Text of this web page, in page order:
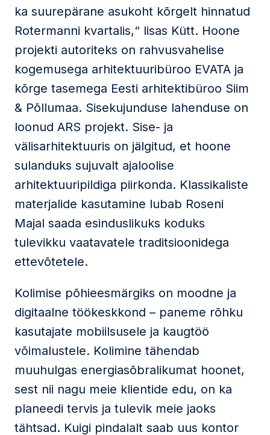
ka suurepärane asukoht kõrgelt hinnatud
Rotermanni kvartalis,“ lisas Kütt. Hoone
projekti autoriteks on rahvusvahelise
kogemusega arhitektuuribüroo EVATA ja
kõrge tasemega Eesti arhitektibüroo Siim
& Põllumaa. Sisekujunduse lahenduse on
loonud ARS projekt. Sise- ja
välisarhitektuuris on jälgitud, et hoone
sulanduks sujuvalt ajaloolise
arhitektuuripildiga piirkonda. Klassikaliste
materjalide kasutamine lubab Roseni
Majal saada esinduslikuks koduks
tulevikku vaatavatele traditsioonidega
ettevõtetele.
Kolimise põhieesmärgiks on moodne ja
digitaalne töökeskkond – paneme rõhku
kasutajate mobiilsusele ja kaugtöö
võimalustele. Kolimine tähendab
muuhulgas energiasõbralikumat hoonet,
sest nii nagu meie klientide edu, on ka
planeedi tervis ja tulevik meie jaoks
tähtsad. Kuigi pindalalt saab uus kontor